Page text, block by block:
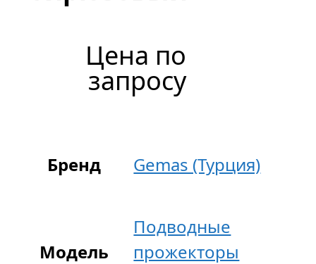
Цена по
запросу
Бренд Gemas (Турция)
Модель
Подводные
прожекторы